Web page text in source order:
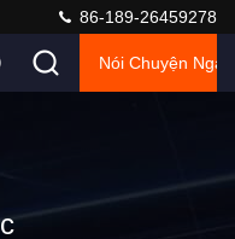
86-189-26459278
Nói Chuyện Ngay